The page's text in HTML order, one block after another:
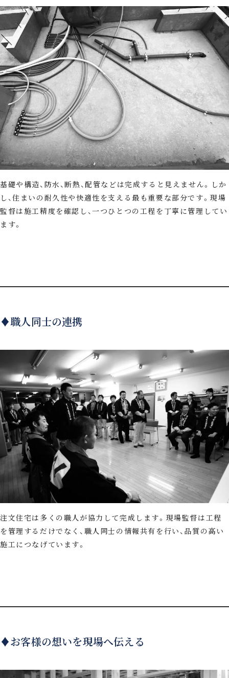
基礎や構造、防水、断熱、配管などは完成すると見えません。しか
し、住まいの耐久性や快適性を支える最も重要な部分です。現場
監督は施工精度を確認し、一つひとつの工程を丁寧に管理してい
ます。
♦職人同士の連携
注文住宅は多くの職人が協力して完成します。現場監督は工程
を管理するだけでなく、職人同士の情報共有を行い、品質の高い
施工につなげています。
♦お客様の想いを現場へ伝える